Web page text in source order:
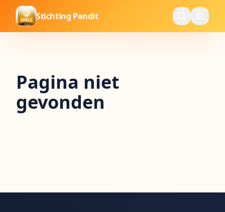
Stichting Pandit
Pagina niet
gevonden